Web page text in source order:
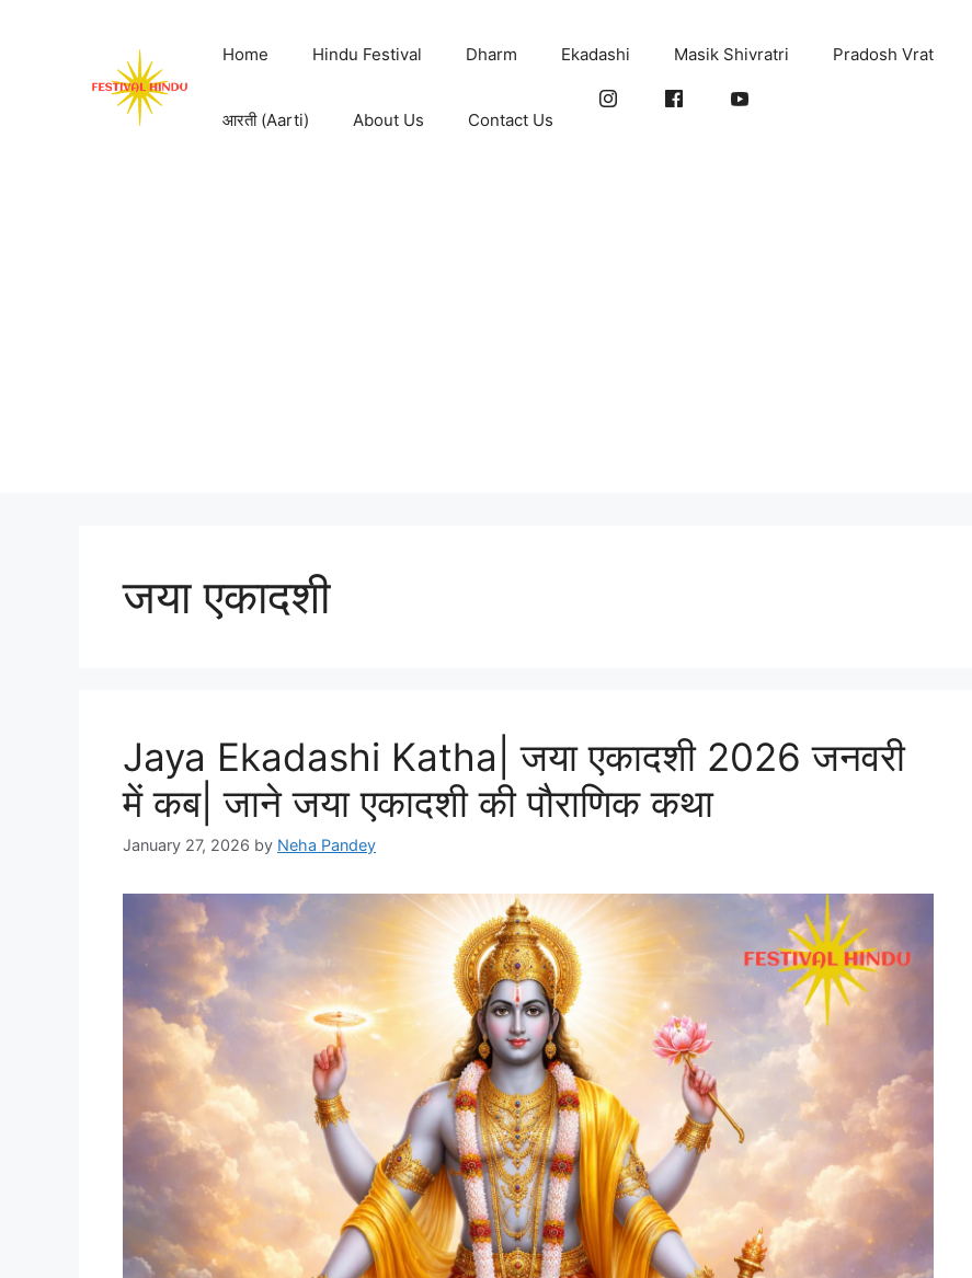
Home Hindu Festival Dharm Ekadashi Masik Shivratri Pradosh Vrat
आरती (Aarti) About Us Contact Us
जया एकादशी
Jaya Ekadashi Katha| जया एकादशी 2026 जनवरी
में कब| जाने जया एकादशी की पौराणिक कथा
January 27, 2026 by Neha Pandey